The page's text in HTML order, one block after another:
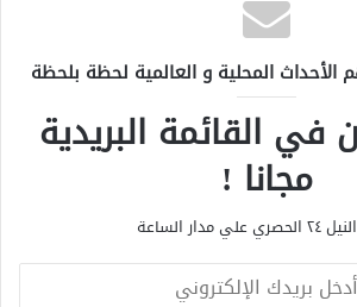
المحلية و العالمية لحظة بلحظة
في القائمة البريدية
مجانا !
مدار الساعة